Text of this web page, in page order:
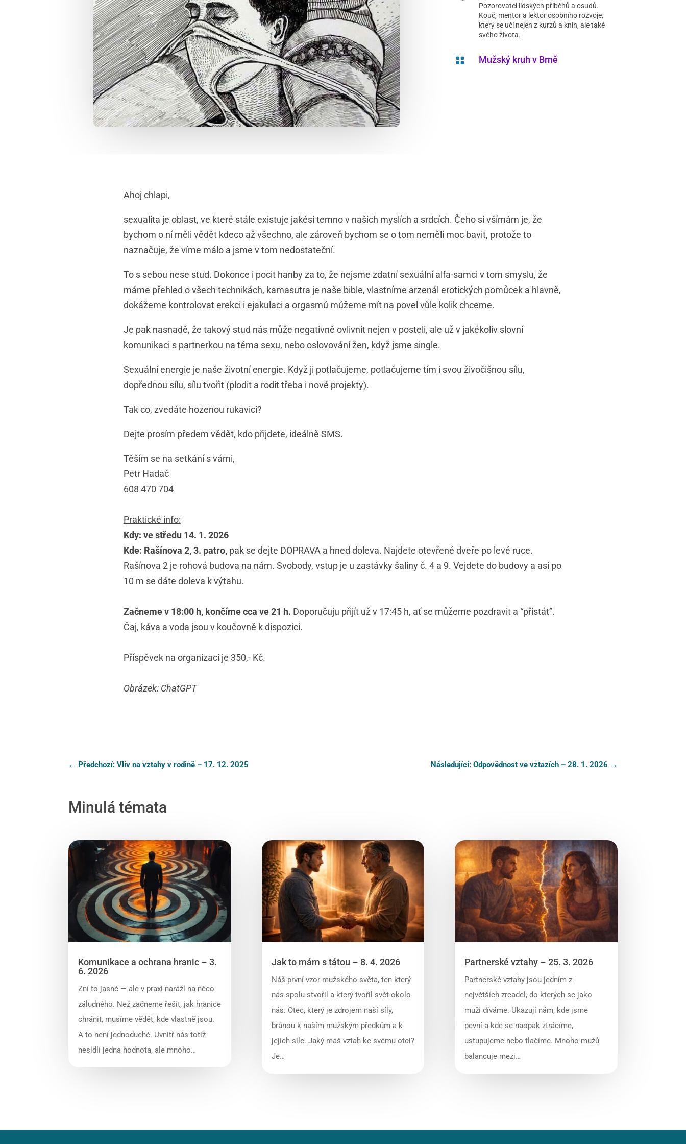
Pozorovatel lidských příběhů a osudů.
Kouč, mentor a lektor osobního rozvoje,
který se učí nejen z kurzů a knih, ale také
svého života.
 Mužský kruh v Brně
Ahoj chlapi,
sexualita je oblast, ve které stále existuje jakési temno v našich myslích a srdcích. Čeho si všímám je, že
bychom o ní měli vědět kdeco až všechno, ale zároveň bychom se o tom neměli moc bavit, protože to
naznačuje, že víme málo a jsme v tom nedostateční.
To s sebou nese stud. Dokonce i pocit hanby za to, že nejsme zdatní sexuální alfa-samci v tom smyslu, že
máme přehled o všech technikách, kamasutra je naše bible, vlastníme arzenál erotických pomůcek a hlavně,
dokážeme kontrolovat erekci i ejakulaci a orgasmů můžeme mít na povel vůle kolik chceme.
Je pak nasnadě, že takový stud nás může negativně ovlivnit nejen v posteli, ale už v jakékoliv slovní
komunikaci s partnerkou na téma sexu, nebo oslovování žen, když jsme single.
Sexuální energie je naše životní energie. Když ji potlačujeme, potlačujeme tím i svou živočišnou sílu,
dopřednou sílu, sílu tvořit (plodit a rodit třeba i nové projekty).
Tak co, zvedáte hozenou rukavici?
Dejte prosím předem vědět, kdo přijdete, ideálně SMS.
Těším se na setkání s vámi,
Petr Hadač
608 470 704
Praktické info:
Kdy: ve středu 14. 1. 2026
Kde: Rašínova 2, 3. patro,pak se dejte DOPRAVA a hned doleva. Najdete otevřené dveře po levé ruce.
Rašínova 2 je rohová budova na nám. Svobody, vstup je u zastávky šaliny č. 4 a 9. Vejdete do budovy a asi po
10 m se dáte doleva k výtahu.
Začneme v 18:00 h, končíme cca ve 21 h. Doporučuju přijít už v 17:45 h, ať se můžeme pozdravit a “přistát”.
Čaj, káva a voda jsou v koučovně k dispozici.
Příspěvek na organizaci je 350,- Kč.
Obrázek: ChatGPT
← Předchozí: Vliv na vztahy v rodině – 17. 12. 2025 Následující: Odpovědnost ve vztazích – 28. 1. 2026 →
Minulá témata
Komunikace a ochrana hranic – 3.
6. 2026
Zní to jasně — ale v praxi naráží na něco
záludného. Než začneme řešit, jak hranice
chránit, musíme vědět, kde vlastně jsou.
A to není jednoduché. Uvnitř nás totiž
nesídlí jedna hodnota, ale mnoho…
Jak to mám s tátou – 8. 4. 2026
Náš první vzor mužského světa, ten který
nás spolu-stvořil a který tvořil svět okolo
nás. Otec, který je zdrojem naší síly,
bránou k naším mužským předkům a k
jejich síle. Jaký máš vztah ke svému otci?
Je…
Partnerské vztahy – 25. 3. 2026
Partnerské vztahy jsou jedním z
největších zrcadel, do kterých se jako
muži díváme. Ukazují nám, kde jsme
pevní a kde se naopak ztrácíme,
ustupujeme nebo tlačíme. Mnoho mužů
balancuje mezi…